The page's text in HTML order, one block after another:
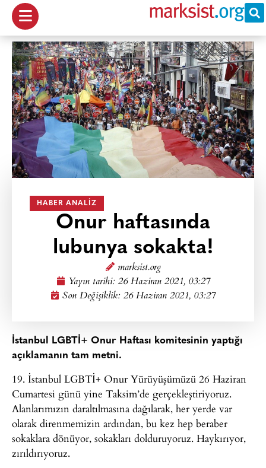
HABER ANALIZ
Onur haftasında
lubunya sokakta!
marksist.org
Yayın tarihi: 26 Haziran 2021, 03:27
Son Değişiklik: 26 Haziran 2021, 03:27
İstanbul LGBTİ+ Onur Haftası komitesinin yaptığı
açıklamanın tam metni.
19. İstanbul LGBTİ+ Onur Yürüyüşümüzü 26 Haziran
Cumartesi günü yine Taksim’de gerçekleştiriyoruz.
Alanlarımızın daraltılmasına dağılarak, her yerde var
olarak direnmemizin ardından, bu kez hep beraber
sokaklara dönüyor, sokakları dolduruyoruz. Haykırıyor,
zırıldırıyoruz.